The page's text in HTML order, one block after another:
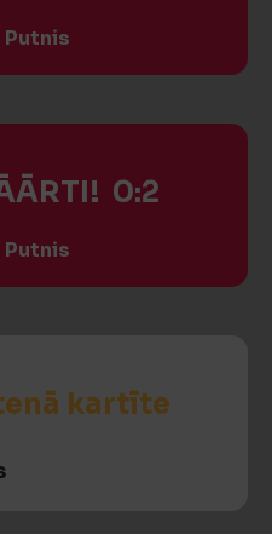
0:2
kartīte